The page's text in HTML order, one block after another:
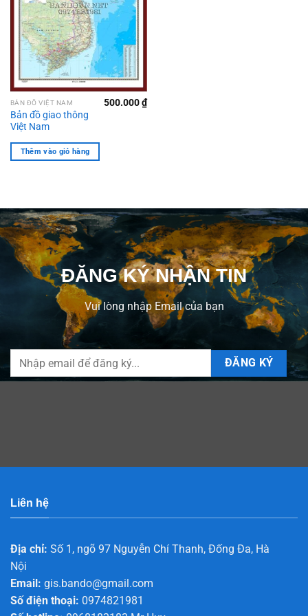
BẢN ĐỒ VIỆT NAM
Bản đồ giao thông
Việt Nam
500.000₫
Thêm vào giỏ hàng
ĐĂNG KÝ NHẬN TIN
Vui lòng nhập Email của bạn
Liên hệ
Địa chỉ: Số 1, ngõ 97 Nguyễn Chí Thanh, Đống Đa, Hà
Nội
Email: gis.bando@gmail.com
Số điện thoại: 0974821981